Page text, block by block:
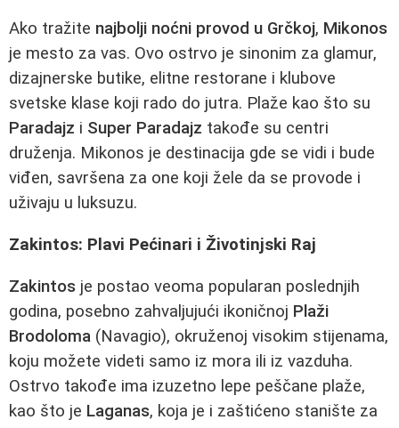
Ako tražite najbolji noćni provod u Grčkoj, Mikonos
je mesto za vas. Ovo ostrvo je sinonim za glamur,
dizajnerske butike, elitne restorane i klubove
svetske klase koji rado do jutra. Plaže kao što su
Paradajz i Super Paradajz takođe su centri
druženja. Mikonos je destinacija gde se vidi i bude
viđen, savršena za one koji žele da se provode i
uživaju u luksuzu.
Zakintos: Plavi Pećinari i Životinjski Raj
Zakintos je postao veoma popularan poslednjih
godina, posebno zahvaljujući ikoničnoj Plaži
Brodoloma (Navagio), okruženoj visokim stijenama,
koju možete videti samo iz mora ili iz vazduha.
Ostrvo takođe ima izuzetno lepe peščane plaže,
kao što je Laganas, koja je i zaštićeno stanište za